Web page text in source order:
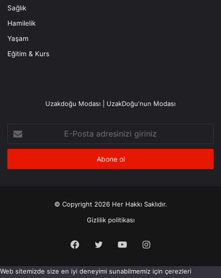
Sağlık
Hamilelik
Yaşam
Eğitim & Kurs
Uzakdoğu Modası | UzakDoğu'nun Modası
Posta
adresinizi
© Copyright 2026 Her Hakkı Saklıdır.
Gizlilik politikası
Facebook
X YouTubeInstagram
Web sitemizde size en iyi deneyimi sunabilmemiz için çerezleri